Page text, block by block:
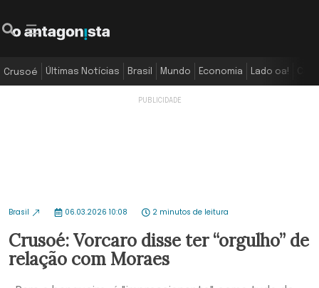
Crusoé Últimas Notícias Brasil Mundo Economia Lado oa!
Brasil 06.03.2026 10:08 2 minutos de leitura
Crusoé: Vorcaro disse ter “orgulho” de
relação com Moraes